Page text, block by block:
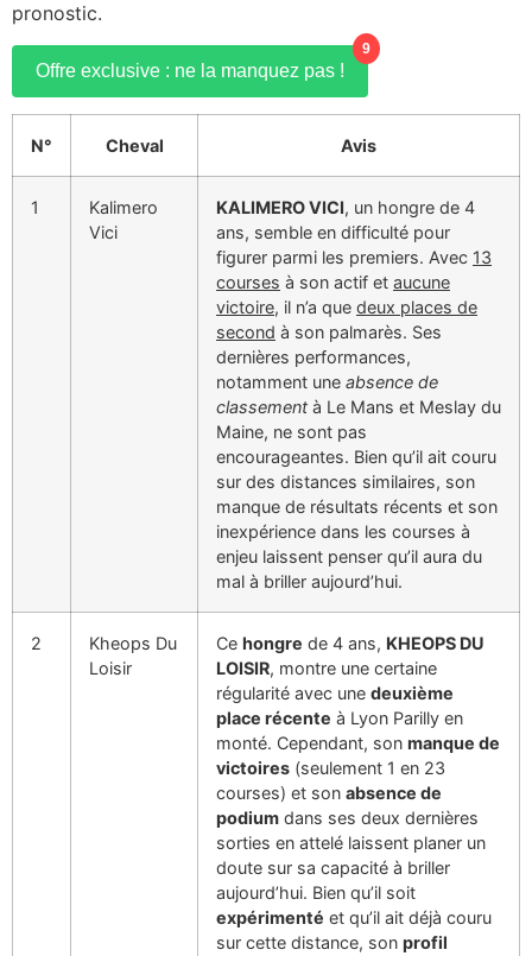
pronostic.
Offre exclusive : ne la manquez pas !
9
N° Cheval Avis
1
Kalimero
Vici
KALIMERO VICI, un hongre de 4
ans, semble en difficulté pour
figurer parmi les premiers. Avec 13
courses à son actif et aucune
victoire, il n’a que deux places de
second à son palmarès. Ses
dernières performances,
notamment une absence de
classement à Le Mans et Meslay du
Maine, ne sont pas
encourageantes. Bien qu’il ait couru
sur des distances similaires, son
manque de résultats récents et son
inexpérience dans les courses à
enjeu laissent penser qu’il aura du
mal à briller aujourd’hui.
2
Kheops Du
Loisir
Ce hongre de 4 ans, KHEOPS DU
LOISIR, montre une certaine
régularité avec une deuxième
place récente à Lyon Parilly en
monté. Cependant, son manque de
victoires (seulement 1 en 23
courses) et son absence de
podium dans ses deux dernières
sorties en attelé laissent planer un
doute sur sa capacité à briller
aujourd’hui. Bien qu’il soit
expérimenté et qu’il ait déjà couru
sur cette distance, son profil